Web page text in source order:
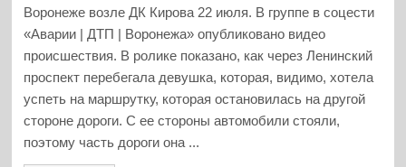
Воронеже возле ДК Кирова 22 июля. В группе в соцести
«Аварии | ДТП | Воронежа» опубликовано видео
происшествия. В ролике показано, как через Ленинский
проспект перебегала девушка, которая, видимо, хотела
успеть на маршрутку, которая остановилась на другой
стороне дороги. С ее стороны автомобили стояли,
поэтому часть дороги она ...